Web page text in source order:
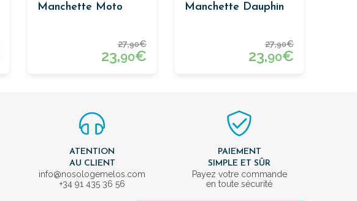
Manchette Moto
27,90€
23,90€
Manchette Dauphin
27,90€
23,90€
ATENTION
AU CLIENT
info@nosologemelos.com
+34 91 435 36 56
PAIEMENT
SIMPLE ET SÛR
Payez votre commande
en toute sécurité